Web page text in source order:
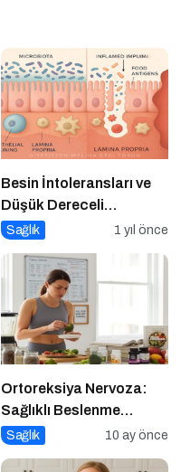
Besin İntoleransları ve
Düşük Dereceli
Enflamasyonun Kronik
Sağlık 1 yıl önce
Ortoreksiya Nervoza:
Sağlıklı Beslenme
Takıntısı
Sağlık 10 ay önce